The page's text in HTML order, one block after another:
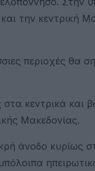
την
περιοχές θα
κεντρικά και
Μακεδονίας.
άνοδο κυρίως